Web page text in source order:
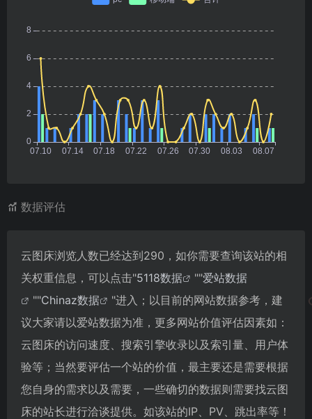
数据评估
云图床浏览人数已经达到290，如你需要查询该站的相
关权重信息，可以点击"5118数据 ""爱站数据
""Chinaz数据
"进入；以目前的网站数据参考，建
议大家请以爱站数据为准，更多网站价值评估因素如：
云图床的访问速度、搜索引擎收录以及索引量、用户体
验等；当然要评估一个站的价值，最主要还是需要根据
您自身的需求以及需要，一些确切的数据则需要找云图
床的站长进行洽谈提供。如该站的IP、PV、跳出率等！